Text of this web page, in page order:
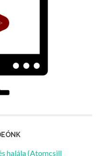
halála (Atomcsill